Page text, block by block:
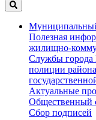
Полезная
жилищно-
Службы
полиции района
Актуальные
Общественный
Сбор подписей